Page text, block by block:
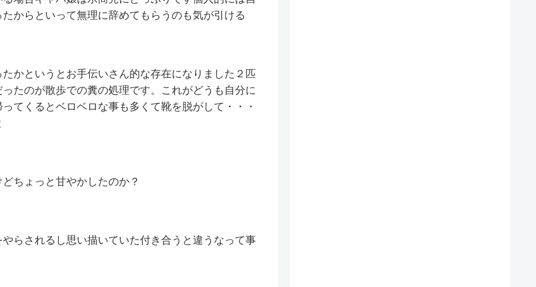
からといって無理に辞めてもらうのも気が引ける
かというとお手伝いさん的な存在になりました２匹
たのが散歩での糞の処理です。これがどうも自分に
てくるとベロベロな事も多くて靴を脱がして・・・
ちょっと甘やかしたのか？
やらされるし思い描いていた付き合うと違うなって事